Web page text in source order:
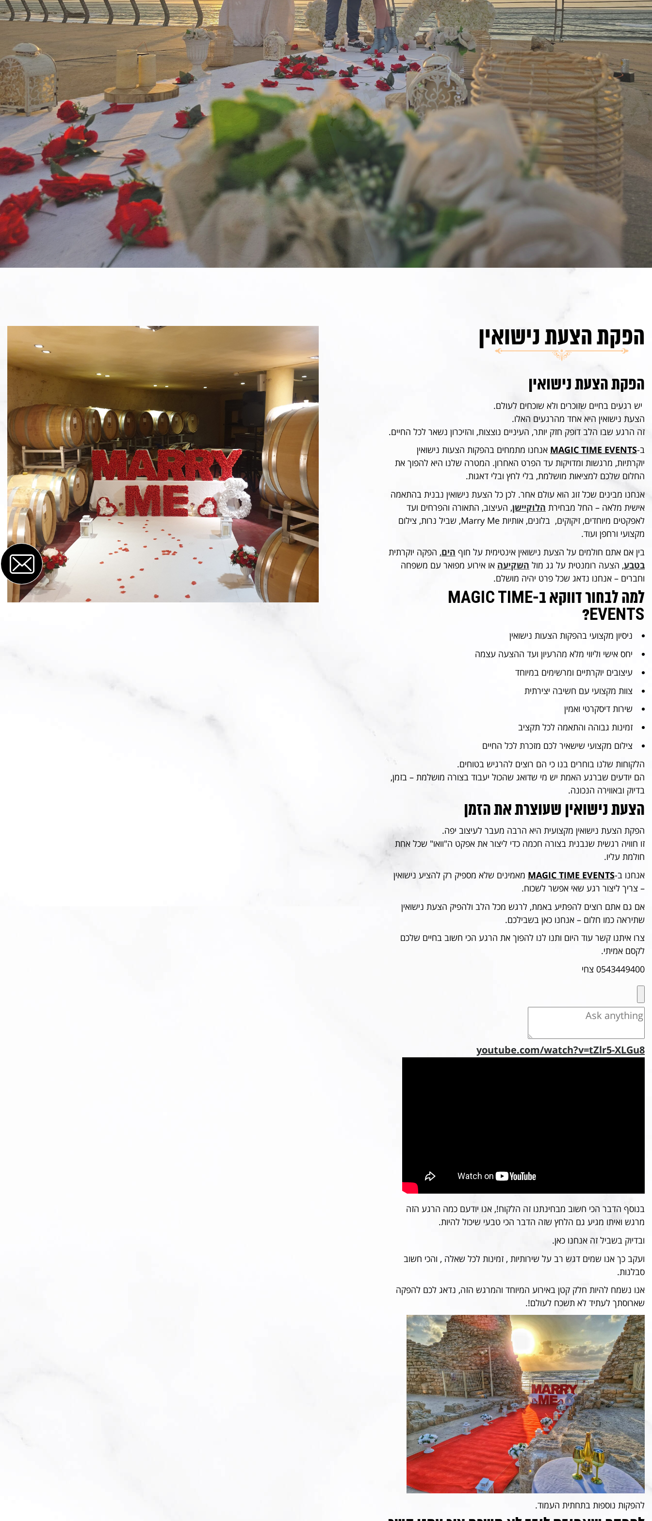
הפקת הצעת נישואין
הפקת הצעת נישואין
יש רגעים בחיים שזוכרים ולא שוכחים לעולם.
הצעת נישואין היא אחד מהרגעים האלו.
זה הרגע שבו הלב דופק חזק יותר, העיניים נוצצות, והזיכרון נשאר לכל החיים.
ב-MAGIC TIME EVENTS אנחנו מתמחים בהפקות הצעות נישואין
יוקרתיות, מרגשות ומדויקות עד הפרט האחרון. המטרה שלנו היא להפוך את
החלום שלכם למציאות מושלמת, בלי לחץ ובלי דאגות.
אנחנו מבינים שכל זוג הוא עולם אחר. לכן כל הצעת נישואין נבנית בהתאמה
אישית מלאה – החל מבחירת הלוקיישן, העיצוב, התאורה והפרחים ועד
לאפקטים מיוחדים, זיקוקים, בלונים, אותיות Marry Me, שביל נרות, צילום
מקצועי ורחפן ועוד.
בין אם אתם חולמים על הצעת נישואין אינטימית על חוף הים, הפקה יוקרתית
בטבע, הצעה רומנטית על גג מול השקיעה או אירוע מפואר עם משפחה
וחברים – אנחנו נדאג שכל פרט יהיה מושלם.
למה לבחור דווקא ב-MAGIC TIME
EVENTS?
ניסיון מקצועי בהפקות הצעות נישואין
יחס אישי וליווי מלא מהרעיון ועד ההצעה עצמה
עיצובים יוקרתיים ומרשימים במיוחד
צוות מקצועי עם חשיבה יצירתית
שירות דיסקרטי ואמין
זמינות גבוהה והתאמה לכל תקציב
צילום מקצועי שישאיר לכם מזכרת לכל החיים
הלקוחות שלנו בוחרים בנו כי הם רוצים להרגיש בטוחים.
הם יודעים שברגע האמת יש מי שדואג שהכול יעבוד בצורה מושלמת – בזמן,
בדיוק ובאווירה הנכונה.
הצעת נישואין שעוצרת את הזמן
הפקת הצעת נישואין מקצועית היא הרבה מעבר לעיצוב יפה.
זו חוויה רגשית שנבנית בצורה חכמה כדי ליצור את אפקט ה"וואו" שכל אחת
חולמת עליו.
אנחנו ב-MAGIC TIME EVENTS מאמינים שלא מספיק רק להציע נישואין
– צריך ליצור רגע שאי אפשר לשכוח.
אם גם אתם רוצים להפתיע באמת, לרגש מכל הלב ולהפיק הצעת נישואין
שתיראה כמו חלום – אנחנו כאן בשבילכם.
צרו איתנו קשר עוד היום ותנו לנו להפוך את הרגע הכי חשוב בחיים שלכם
לקסם אמיתי.
0543449400 צחי
youtube.com/watch?v=tZlr5-XLGu8
בנוסף הדבר הכי חשוב מבחינתנו זה הלקוח!, אנו יודעם כמה הרגע הזה
מרגש ואיתו מגיע גם הלחץ שזה הדבר הכי טבעי שיכול להיות.
ובדיוק בשביל זה אנחנו כאן.
ועקב כך אנו שמים דגש רב על שירותיות , זמינות לכל שאלה , והכי חשוב
סבלנות.
אנו נשמח להיות חלק קטן באירוע המיוחד והמרגש הזה, נדאג לכם להפקה
שארוסתך לעתיד לא תשכח לעולם!.
להפקות נוספות בתחתית העמוד.